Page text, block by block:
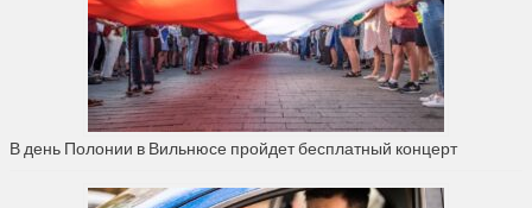
В день Полонии в Вильнюсе пройдет бесплатный концерт